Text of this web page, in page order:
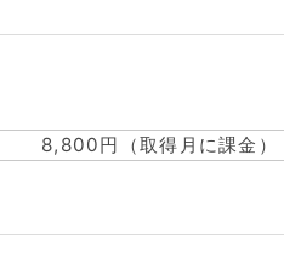
8,800円（取得月に課金）